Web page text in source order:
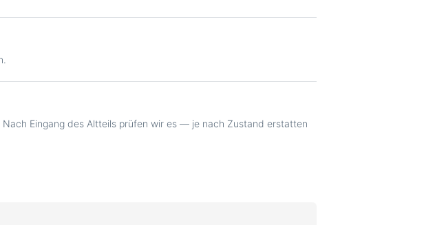
Eingang des Altteils prüfen wir es — je nach Zustand erstatten